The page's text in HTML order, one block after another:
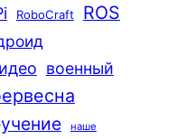
RoboCraft ROS
военный
наше